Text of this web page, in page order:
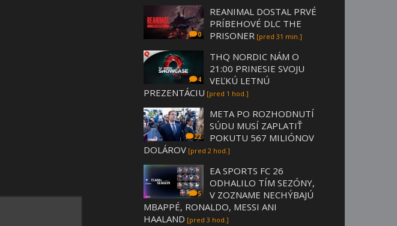
0
REANIMAL DOSTAL PRVÉ
PRÍBEHOVÉ DLC THE
PRISONER [pred 31 min.]
4
THQ NORDIC NÁM O
21:00 PRINESIE SVOJU
VEĽKÚ LETNÚ
PREZENTÁCIU [pred 1 hod.]
22
META PO ROZHODNUTÍ
SÚDU MUSÍ ZAPLATIŤ
POKUTU 567 MILIÓNOV
DOLÁROV [pred 2 hod.]
5
EA SPORTS FC 26
ODHALILO TÍM SEZÓNY,
V ZOZNAME NECHÝBAJÚ
MBAPPÉ, RONALDO, MESSI ANI
HAALAND [pred 3 hod.]